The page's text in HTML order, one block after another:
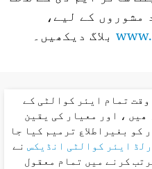
مشوروں کے لیے،
بلاگ دیکھیں۔
تمام ایئر کوالٹی کے
، اور معیار کی یقین
کو بغیراطلاع ترمیم کیا جا
ایئر کوالٹی انڈیکسنے
کرنے میں تمام معقول